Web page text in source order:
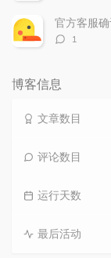
数：
官方客服
评1
博客信息
文章数目
评论数目
运行天数
最后活动